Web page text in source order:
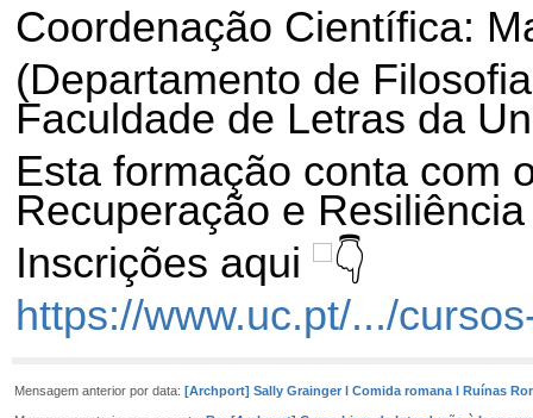
Coordenação Científica:
(Departamento de
Faculdade de Letras da
Esta formação conta com
Recuperação e
Inscrições aqui
https://www.uc.pt/.../
Mensagem anterior por data: [Archport] Sally Grainger l Comida romana l Ruínas